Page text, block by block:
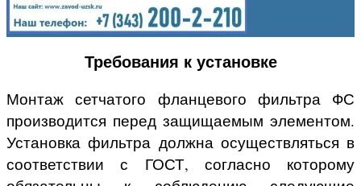
Требования к установке
Монтаж сетчатого фланцевого фильтра ФС
производится перед защищаемым элементом.
Установка фильтра должна осуществляться в
соответствии с ГОСТ, согласно которому